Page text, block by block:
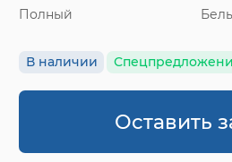
Полный
В наличии
Оставить